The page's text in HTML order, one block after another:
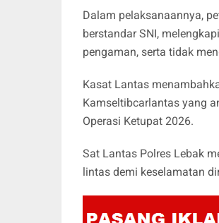
Dalam pelaksanaannya,
berstandar SNI,
pengaman, serta tidak
Kasat Lantas
Kamseltibcarlantas yang
Operasi Ketupat 2026.
Sat Lantas Polres Lebak
lintas demi keselamatan